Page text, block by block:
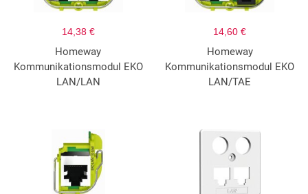
14,38 €
Homeway
Kommunikationsmodul EKO
LAN/LAN
14,60 €
Homeway
Kommunikationsmodul EKO
LAN/TAE